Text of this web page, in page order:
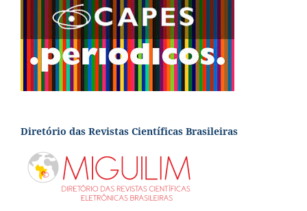
Diretório das Revistas Científicas Brasileiras